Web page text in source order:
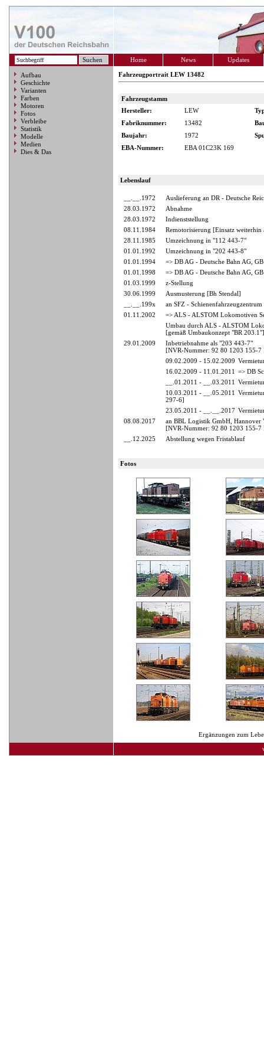
Home News Updates
Aufbau
Geschichte
Varianten
Farben
Motoren
Fotos
Verbleibe
Statistik
Modelle
Medien
Dies & Das
Fahrzeugportrait LEW 13482
Fahrzeugstamm
Hersteller:
LEW
Fabriknummer:
13482
Baujahr:
1972
EBA-Nummer:
EBA 01C23K 169
Lebenslauf
__.__.1972
Auslieferung an DR - Deutsche
28.03.1972
Abnahme
28.03.1972
Indienststellung
08.11.1984
Remotorisierung [Einsatz weiterhin
28.11.1985
Umzeichnung in "112 443-7"
01.01.1992
Umzeichnung in "202 443-8"
01.01.1994
=> DB AG - Deutsche Bahn AG,
01.01.1998
=> DB AG - Deutsche Bahn AG,
01.03.1999
z-Stellung
30.06.1999
Ausmusterung [Bh Stendal]
__.__.199x
an SFZ -
01.11.2002
=> ALS - ALSTOM Lokomotiven
Umbau durch ALS - ALSTOM
[gemäß Umbaukonzept "BR 203.1"]
29.01.2009
Inbetriebnahme als "203 443-7"
[NVR-Nummer: 92 80 1203 155-7
09.02.2009 - 15.02.2009
16.02.2009 - 11.01.2011 => DB
__.01.2011 - __.03.2011
10.03.2011 - __.05.2011
297-6]
23.05.2011 - __.__.2017
08.08.2017
an BBL Logistik GmbH, Hannover
[NVR-Nummer: 92 80 1203 155-7
__.12.2025
Abstellung wegen Fristablauf
Fotos
Ergänzungen zum